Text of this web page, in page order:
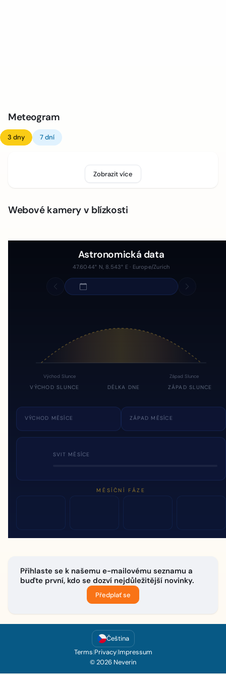
Meteogram
3 dny 7 dní
Zobrazit více
Webové kamery v blízkosti
Astronomická data
47.6044° N, 8.543° E · Europe/Zurich
Východ Slunce Západ Slunce
VÝCHOD SLUNCE DÉLKA DNE ZÁPAD SLUNCE
VÝCHOD MĚSÍCE ZÁPAD MĚSÍCE
SVIT MĚSÍCE
MĚSÍČNÍ FÁZE
Přihlaste se k našemu e-mailovému seznamu a
buďte první, kdo se dozví nejdůležitější novinky.
Předplať se
Čeština
Terms|Privacy|Impressum
© 2026 Neverin